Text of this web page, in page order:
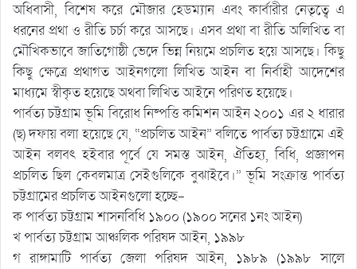
অধিবাসী, বিশেষ করে মৌজার হেডম্যান এবং কার্বারীর নেতৃত্বে এ
ধরনের প্রথা ও রীতি চর্চা করে আসছে। এসব প্রথা বা রীতি অলিখিত বা
মৌখিকভাবে জাতিগোষ্ঠী ভেদে ভিন্ন নিয়মে প্রচলিত হয়ে আসছে। কিছু
কিছু ক্ষেত্রে প্রথাগত আইনগলো লিখিত আইন বা নির্বাহী আদেশের
মাধ্যমে স্বীকৃত হয়েছে অথবা লিখিত আইনে পরিণত হয়েছে।
পার্বত্য চট্টগ্রাম ভূমি বিরোধ নিষ্পত্তি কমিশন আইন ২০০১ এর ২ ধারার
(ছ) দফায় বলা হয়েছে যে, “প্রচলিত আইন” বলিতে পার্বত্য চট্টগ্রামে এই
আইন বলবৎ হইবার পূর্বে যে সমস্ত আইন, ঐতিহ্য, বিধি, প্রজ্ঞাপন
প্রচলিত ছিল কেবলমাত্র সেইগুলিকে বুঝাইবে।” ভূমি সংক্রান্ত পার্বত্য
চট্টগ্রামের প্রচলিত আইনগুলো হচ্ছে-
ক পার্বত্য চট্টগ্রাম শাসনবিধি ১৯০০ (১৯০০ সনের ১নং আইন)
খ পার্বত্য চট্টগ্রাম আঞ্চলিক পরিষদ আইন, ১৯৯৮
গ রাঙ্গামাটি পার্বত্য জেলা পরিষদ আইন, ১৯৮৯ (১৯৯৮ সালে